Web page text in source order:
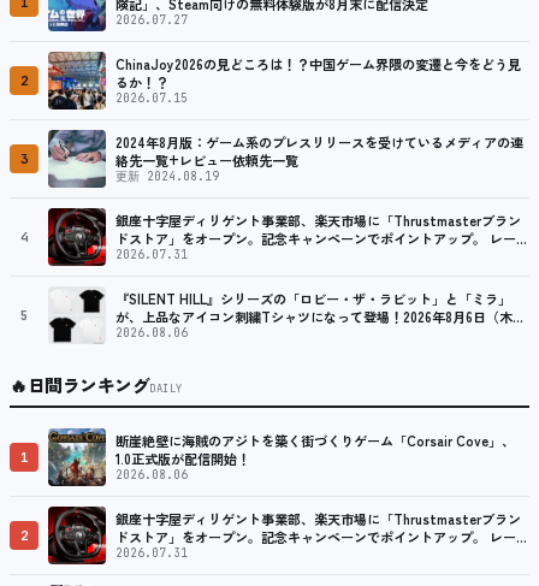
険記」、Steam向けの無料体験版が8月末に配信決定
2026.07.27
2
ChinaJoy2026の見どころは！？中国ゲーム界隈の変遷と今をどう見
るか！？
2026.07.15
3
2024年8月版：ゲーム系のプレスリリースを受けているメディアの連
絡先一覧+レビュー依頼先一覧
更新 2024.08.19
4
銀座十字屋ディリゲント事業部、楽天市場に「Thrustmasterブラン
ドストア」をオープン。記念キャンペーンでポイントアップ。 レーシ
ング／フライトシム向けコントローラーを中心に、幅広くラインナッ
2026.07.31
5
『SILENT HILL』シリーズの「ロビー・ザ・ラビット」と「ミラ」
が、上品なアイコン刺繍Tシャツになって登場！2026年8月6日（木）
より予約受付開始！
2026.08.06
🔥日間ランキングDAILY
1
断崖絶壁に海賊のアジトを築く街づくりゲーム「Corsair Cove」、
1.0正式版が配信開始！
2026.08.06
2
銀座十字屋ディリゲント事業部、楽天市場に「Thrustmasterブラン
ドストア」をオープン。記念キャンペーンでポイントアップ。 レーシ
ング／フライトシム向けコントローラーを中心に、幅広くラインナッ
2026.07.31